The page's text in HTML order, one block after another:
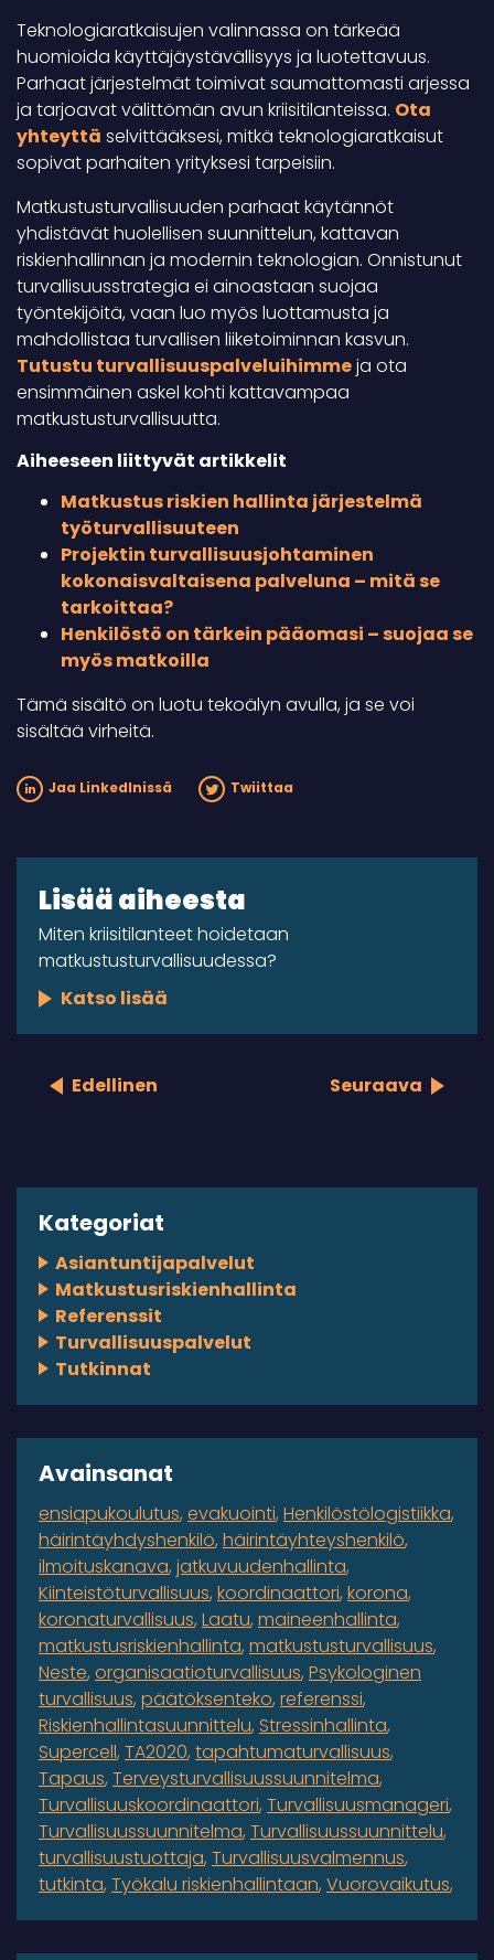
Teknologiaratkaisujen valinnassa on tärkeää
huomioida käyttäjäystävällisyys ja luotettavuus.
Parhaat järjestelmät toimivat saumattomasti arjessa
ja tarjoavat välittömän avun kriisitilanteissa. Ota
yhteyttä selvittääksesi, mitkä teknologiaratkaisut
sopivat parhaiten yrityksesi tarpeisiin.
Matkustusturvallisuuden parhaat käytännöt
yhdistävät huolellisen suunnittelun, kattavan
riskienhallinnan ja modernin teknologian. Onnistunut
turvallisuusstrategia ei ainoastaan suojaa
työntekijöitä, vaan luo myös luottamusta ja
mahdollistaa turvallisen liiketoiminnan kasvun.
Tutustu turvallisuuspalveluihimmeja ota
ensimmäinen askel kohti kattavampaa
matkustusturvallisuutta.
Aiheeseen liittyvät artikkelit
Matkustus riskien hallinta järjestelmä
työturvallisuuteen
Projektin turvallisuusjohtaminen
kokonaisvaltaisena palveluna – mitä se
tarkoittaa?
Henkilöstö on tärkein pääomasi – suojaa se
myös matkoilla
Tämä sisältö on luotu tekoälyn avulla, ja se voi
sisältää virheitä.
Jaa LinkedInissä Twiittaa
Lisää aiheesta
Miten kriisitilanteet hoidetaan
matkustusturvallisuudessa?
Katso lisää
Edellinen Seuraava
Kategoriat
Asiantuntijapalvelut
Matkustusriskienhallinta
Referenssit
Turvallisuuspalvelut
Tutkinnat
Avainsanat
ensiapukoulutus evakuointi Henkilöstölogistiikka
häirintäyhdyshenkilö häirintäyhteyshenkilö
ilmoituskanava jatkuvuudenhallinta
Kiinteistöturvallisuus koordinaattori korona
koronaturvallisuus Laatu maineenhallinta
matkustusriskienhallinta matkustusturvallisuus
Neste organisaatioturvallisuus Psykologinen
turvallisuus päätöksenteko referenssi
Riskienhallintasuunnittelu Stressinhallinta
Supercell TA2020 tapahtumaturvallisuus
Tapaus Terveysturvallisuussuunnitelma
Turvallisuuskoordinaattori Turvallisuusmanageri
Turvallisuussuunnitelma Turvallisuussuunnittelu
turvallisuustuottaja Turvallisuusvalmennus
tutkinta Työkalu riskienhallintaan Vuorovaikutus